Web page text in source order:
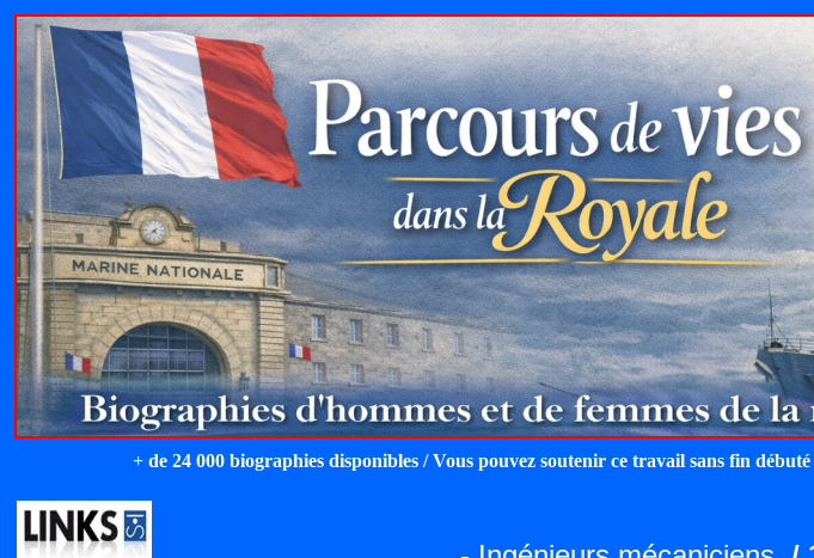
+ de 24 000 biographies disponibles / Vous pouvez soutenir ce travail sans fin